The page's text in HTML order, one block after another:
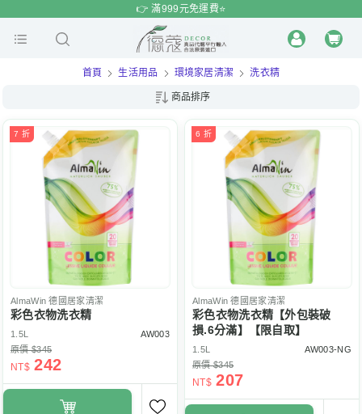
$
$
時 特賣
👉 滿999元免運費⭐️
首頁 生活用品 環境家居清潔 洗衣精
商品排序
7 折
AlmaWin 德國居家清潔
彩色衣物洗衣精
1.5L
AW003
原價 $345
NT$ 242
6 折
AlmaWin 德國居家清潔
彩色衣物洗衣精【外包裝破
損.6分滿】【限自取】
1.5L
AW003-NG
原價 $345
NT$ 207